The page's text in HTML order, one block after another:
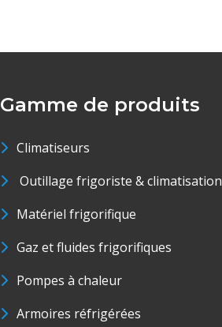
Gamme de produits
Climatiseurs
Outillage frigoriste & climatisation
Matériel frigorifique
Gaz et fluides frigorifiques
Pompes à chaleur
Armoires réfrigérées